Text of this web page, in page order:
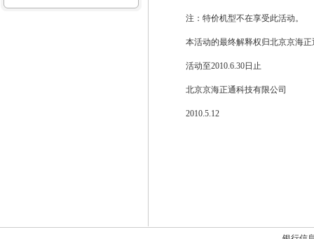
注：特价机型不在享受此活动。
本活动的最终解释权归北京京海
活动至2010.6.30日止
北京京海正通科技有限公司
2010.5.12